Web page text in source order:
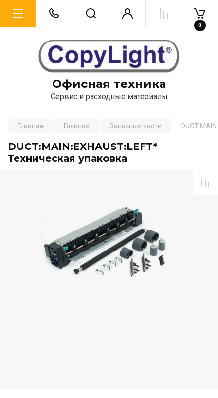
Офисная техника
Сервис и расходные материалы
0
Главная Главная Запасные части
DUCT:MAIN:EXHAUST:LEFT*
Техническая упаковка